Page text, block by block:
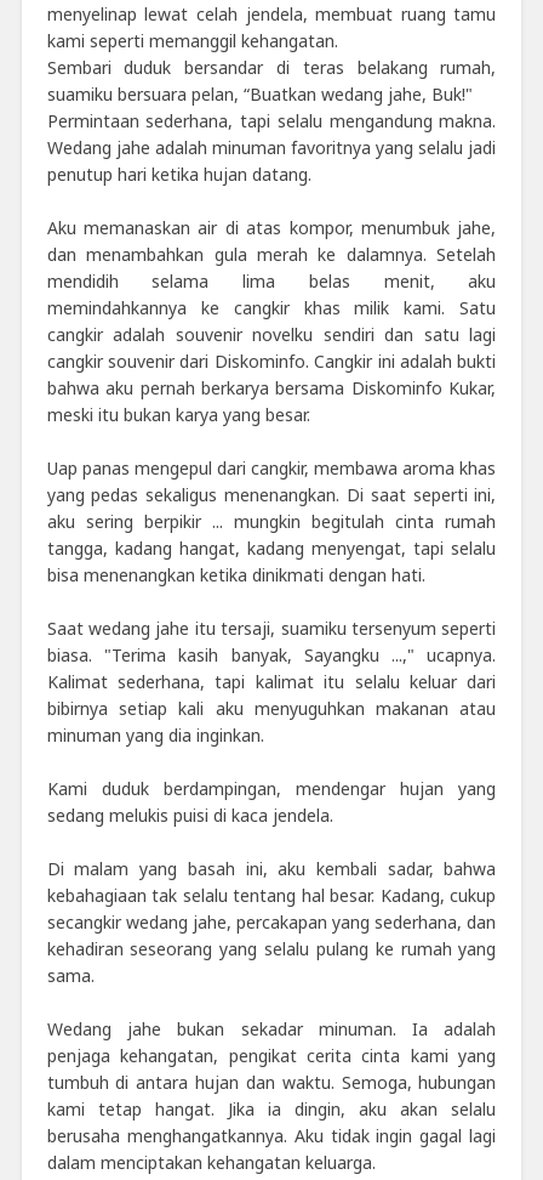
menyelinap lewat celah jendela, membuat ruang tamu
kami seperti memanggil kehangatan.
Sembari duduk bersandar di teras belakang rumah,
suamiku bersuara pelan, “Buatkan wedang jahe, Buk!"
Permintaan sederhana, tapi selalu mengandung makna.
Wedang jahe adalah minuman favoritnya yang selalu jadi
penutup hari ketika hujan datang.
Aku memanaskan air di atas kompor, menumbuk jahe,
dan menambahkan gula merah ke dalamnya. Setelah
mendidih selama lima belas menit, aku
memindahkannya ke cangkir khas milik kami. Satu
cangkir adalah souvenir novelku sendiri dan satu lagi
cangkir souvenir dari Diskominfo. Cangkir ini adalah bukti
bahwa aku pernah berkarya bersama Diskominfo Kukar,
meski itu bukan karya yang besar.
Uap panas mengepul dari cangkir, membawa aroma khas
yang pedas sekaligus menenangkan. Di saat seperti ini,
aku sering berpikir ... mungkin begitulah cinta rumah
tangga, kadang hangat, kadang menyengat, tapi selalu
bisa menenangkan ketika dinikmati dengan hati.
Saat wedang jahe itu tersaji, suamiku tersenyum seperti
biasa. "Terima kasih banyak, Sayangku ...," ucapnya.
Kalimat sederhana, tapi kalimat itu selalu keluar dari
bibirnya setiap kali aku menyuguhkan makanan atau
minuman yang dia inginkan.
Kami duduk berdampingan, mendengar hujan yang
sedang melukis puisi di kaca jendela.
Di malam yang basah ini, aku kembali sadar, bahwa
kebahagiaan tak selalu tentang hal besar. Kadang, cukup
secangkir wedang jahe, percakapan yang sederhana, dan
kehadiran seseorang yang selalu pulang ke rumah yang
sama.
Wedang jahe bukan sekadar minuman. Ia adalah
penjaga kehangatan, pengikat cerita cinta kami yang
tumbuh di antara hujan dan waktu. Semoga, hubungan
kami tetap hangat. Jika ia dingin, aku akan selalu
berusaha menghangatkannya. Aku tidak ingin gagal lagi
dalam menciptakan kehangatan keluarga.